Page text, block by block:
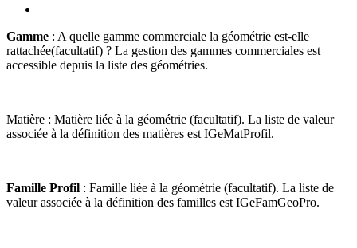
Gamme : A quelle gamme commerciale la géométrie est-elle
rattachée(facultatif) ? La gestion des gammes commerciales est
accessible depuis la liste des géométries.
Matière : Matière liée à la géométrie (facultatif). La liste de valeur
associée à la définition des matières est IGeMatProfil.
Famille Profil : Famille liée à la géométrie (facultatif). La liste de
valeur associée à la définition des familles est IGeFamGeoPro.